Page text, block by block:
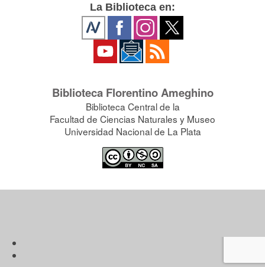
La Biblioteca en:
Biblioteca Florentino Ameghino
Biblioteca Central de la
Facultad de Ciencias Naturales y Museo
Universidad Nacional de La Plata